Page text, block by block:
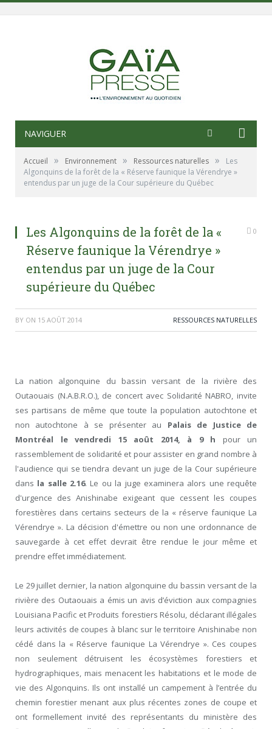
NAVIGUER
Accueil » Environnement » Ressources naturelles »
Les
Algonquins de la forêt de la « Réserve faunique la Vérendrye »
entendus par un juge de la Cour supérieure du Québec
Les Algonquins de la forêt de la «
Réserve faunique la Vérendrye »
entendus par un juge de la Cour
supérieure du Québec
0
BY ON 15 AOÛT 2014 RESSOURCES NATURELLES
La nation algonquine du bassin versant de la rivière des
Outaouais (N.A.B.R.O.), de concert avec Solidarité NABRO, invite
ses partisans de même que toute la population autochtone et
non autochtone à se présenter au Palais de Justice de
Montréal le vendredi 15 août 2014, à 9 h pour un
rassemblement de solidarité et pour assister en grand nombre à
l'audience qui se tiendra devant un juge de la Cour supérieure
dans la salle 2.16. Le ou la juge examinera alors une requête
d'urgence des Anishinabe exigeant que cessent les coupes
forestières dans certains secteurs de la « réserve faunique La
Vérendrye ». La décision d'émettre ou non une ordonnance de
sauvegarde à cet effet devrait être rendue le jour même et
prendre effet immédiatement.
Le 29 juillet dernier, la nation algonquine du bassin versant de la
rivière des Outaouais a émis un avis d’éviction aux compagnies
Louisiana Pacific et Produits forestiers Résolu, déclarant illégales
leurs activités de coupes à blanc sur le territoire Anishinabe non
cédé dans la « Réserve faunique La Vérendrye ». Ces coupes
non seulement détruisent les écosystèmes forestiers et
hydrographiques, mais menacent les habitations et le mode de
vie des Algonquins. Ils ont installé un campement à l’entrée du
chemin forestier menant aux plus récentes zones de coupe et
ont formellement invité des représentants du ministère des